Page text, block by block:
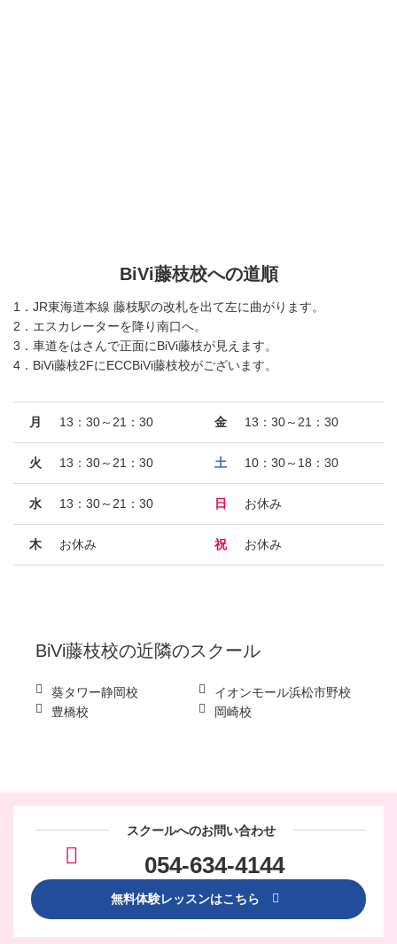
BiVi藤枝校への道順
1．JR東海道本線 藤枝駅の改札を出て左に曲がります。
2．エスカレーターを降り南口へ。
3．車道をはさんで正面にBiVi藤枝が見えます。
4．BiVi藤枝2FにECCBiVi藤枝校がございます。
月 13：30～21：30
火 13：30～21：30
水 13：30～21：30
木 お休み
金 13：30～21：30
土 10：30～18：30
日 お休み
祝 お休み
BiVi藤枝校の近隣のスクール
葵タワー静岡校
イオンモール浜松市野校
豊橋校
岡崎校
スクールへのお問い合わせ
054-634-4144
無料体験レッスンはこちら